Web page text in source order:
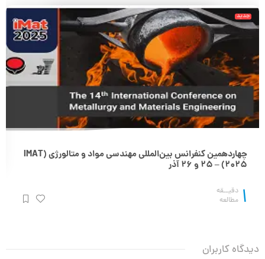
جدید
چهاردهمین کنفرانس بین‌المللی مهندسی مواد و متالورژی (IMAT
2025) – 25 و 26 آذر
1 دقیــقه
مطالعه
دیدگاه کاربران